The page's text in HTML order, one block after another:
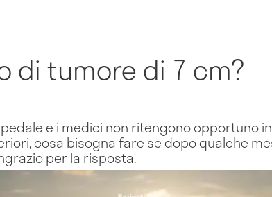
di tumore di 7 cm?
e i medici non ritengono opportuno
cosa bisogna fare se dopo qualche
per la risposta.